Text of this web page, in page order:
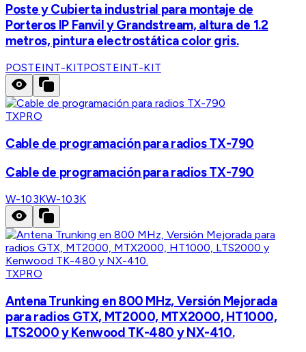
Poste y Cubierta industrial para montaje de
Porteros IP Fanvil y Grandstream, altura de 1.2
metros, pintura electrostática color gris.
POSTEINT-KITPOSTEINT-KIT
TXPRO
Cable de programación para radios TX-790
Cable de programación para radios TX-790
W-103KW-103K
TXPRO
Antena Trunking en 800 MHz, Versión Mejorada
para radios GTX, MT2000, MTX2000, HT1000,
LTS2000 y Kenwood TK-480 y NX-410.